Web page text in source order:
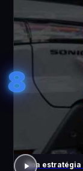
8
Boa estratégia